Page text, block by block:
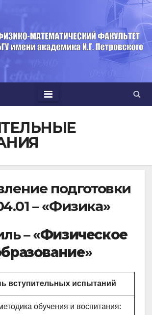
подготовки
– «Физика»
– «Физическое
»
вступительных испытаний
обучения и воспитания: